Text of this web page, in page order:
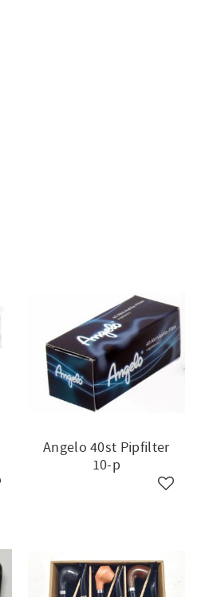
till i favoriter
Angelo 40st Pipfilter
10-p
Lägg